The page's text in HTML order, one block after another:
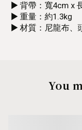
▶ 背帶：寬4cm x
▶ 重量：約1.3kg
▶ 材質：尼龍布、
You